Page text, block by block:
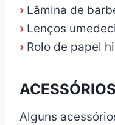
› Lâmina de
› Lenços
› Rolo de papel
Alguns